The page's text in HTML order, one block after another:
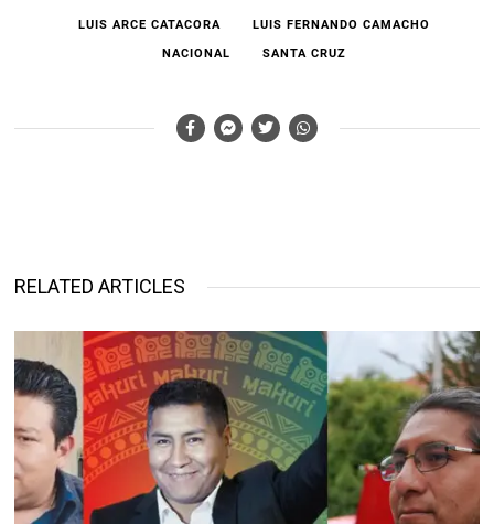
LUIS ARCE CATACORA
LUIS FERNANDO CAMACHO
NACIONAL
SANTA CRUZ
RELATED ARTICLES